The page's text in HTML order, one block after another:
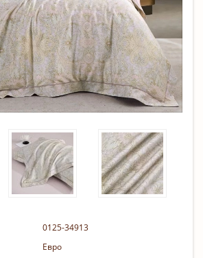
0125-34913
Евро